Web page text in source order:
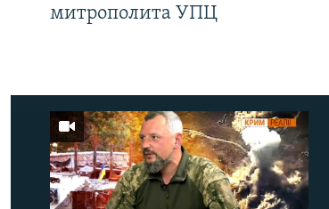
митрополита УПЦ